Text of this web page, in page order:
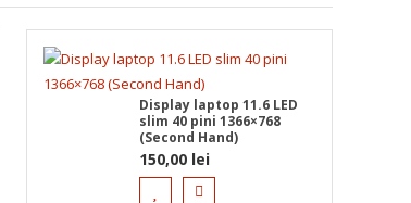
Display laptop 11.6 LED
slim 40 pini 1366×768
(Second Hand)
150,00 lei